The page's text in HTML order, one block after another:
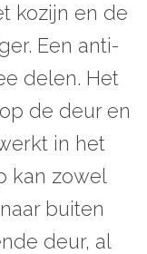
kozijn en de
Een anti-
delen. Het
de deur en
in het
kan zowel
buiten
deur, al